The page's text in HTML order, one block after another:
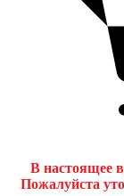
В настоящее
Пожалуйста